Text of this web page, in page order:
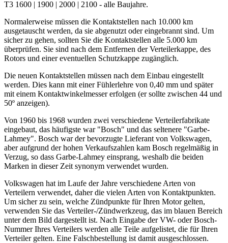
T3 1600 | 1900 | 2000 | 2100 - alle Baujahre.
Normalerweise müssen die Kontaktstellen nach 10.000 km
ausgetauscht werden, da sie abgenutzt oder eingebrannt sind. Um
sicher zu gehen, sollten Sie die Kontaktstellen alle 5.000 km
überprüfen. Sie sind nach dem Entfernen der Verteilerkappe, des
Rotors und einer eventuellen Schutzkappe zugänglich.
Die neuen Kontaktstellen müssen nach dem Einbau eingestellt
werden. Dies kann mit einer Fühlerlehre von 0,40 mm und später
mit einem Kontaktwinkelmesser erfolgen (er sollte zwischen 44 und
50º anzeigen).
Von 1960 bis 1968 wurden zwei verschiedene Verteilerfabrikate
eingebaut, das häufigste war "Bosch" und das seltenere "Garbe-
Lahmey". Bosch war der bevorzugte Lieferant von Volkswagen,
aber aufgrund der hohen Verkaufszahlen kam Bosch regelmäßig in
Verzug, so dass Garbe-Lahmey einsprang, weshalb die beiden
Marken in dieser Zeit synonym verwendet wurden.
Volkswagen hat im Laufe der Jahre verschiedene Arten von
Verteilern verwendet, daher die vielen Arten von Kontaktpunkten.
Um sicher zu sein, welche Zündpunkte für Ihren Motor gelten,
verwenden Sie das Verteiler-/Zündwerkzeug, das im blauen Bereich
unter dem Bild dargestellt ist. Nach Eingabe der VW- oder Bosch-
Nummer Ihres Verteilers werden alle Teile aufgelistet, die für Ihren
Verteiler gelten. Eine Falschbestellung ist damit ausgeschlossen.